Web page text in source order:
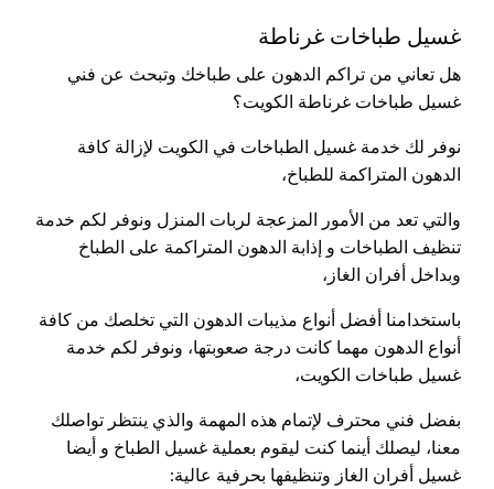
غسيل طباخات غرناطة
هل تعاني من تراكم الدهون على طباخك وتبحث عن فني
غسيل طباخات غرناطة الكويت؟
نوفر لك خدمة غسيل الطباخات في الكويت لإزالة كافة
الدهون المتراكمة للطباخ،
والتي تعد من الأمور المزعجة لربات المنزل ونوفر لكم خدمة
تنظيف الطباخات و إذابة الدهون المتراكمة على الطباخ
وبداخل أفران الغاز،
باستخدامنا أفضل أنواع مذيبات الدهون التي تخلصك من كافة
أنواع الدهون مهما كانت درجة صعوبتها، ونوفر لكم خدمة
غسيل طباخات الكويت،
بفضل فني محترف لإتمام هذه المهمة والذي ينتظر تواصلك
معنا، ليصلك أينما كنت ليقوم بعملية غسيل الطباخ و أيضا
غسيل أفران الغاز وتنظيفها بحرفية عالية: